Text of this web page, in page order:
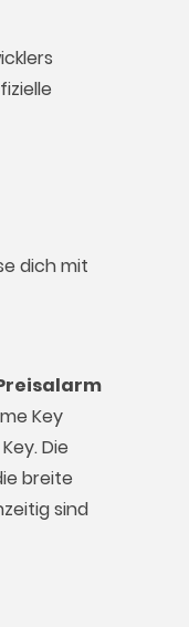
dich mit
Key
Die
breite
sind